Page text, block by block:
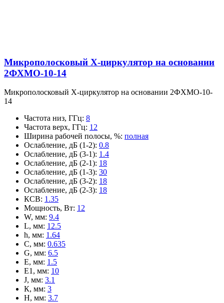
Микрополосковый X-циркулятор на основании
2ФХМО-10-14
Микрополосковый X-циркулятор на основании 2ФХМО-10-
14
Частота низ, ГГц: 8
Частота верх, ГГц: 12
Ширина рабочей полосы, %: полная
Ослабление, дБ (1-2): 0.8
Ослабление, дБ (3-1): 1.4
Ослабление, дБ (2-1): 18
Ослабление, дБ (1-3): 30
Ослабление, дБ (3-2): 18
Ослабление, дБ (2-3): 18
КСВ: 1.35
Мощность, Вт: 12
W, мм: 9.4
L, мм: 12.5
h, мм: 1.64
C, мм: 0.635
G, мм: 6.5
E, мм: 1.5
E1, мм: 10
J, мм: 3.1
К, мм: 3
H, мм: 3.7